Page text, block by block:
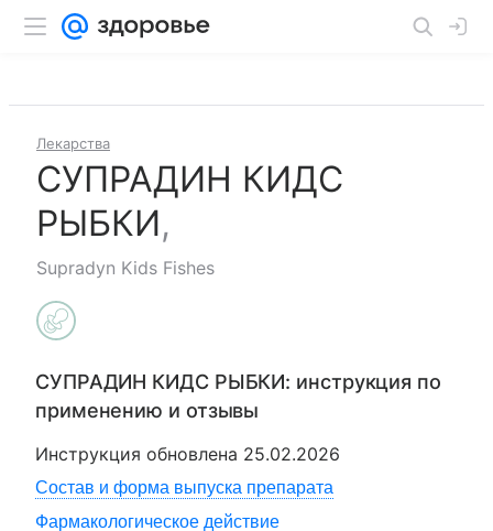
Лекарства
СУПРАДИН КИДС
РЫБКИ,
Supradyn Kids Fishes
СУПРАДИН КИДС РЫБКИ: инструкция по
применению и отзывы
Инструкция обновлена 25.02.2026
Состав и форма выпуска препарата
Фармакологическое действие